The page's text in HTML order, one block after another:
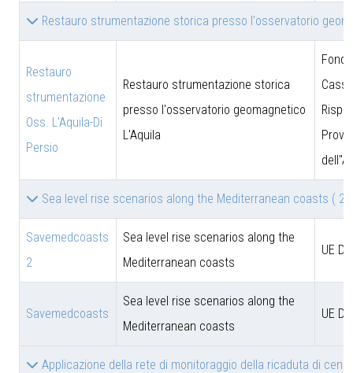
Restauro strumentazione storica presso l'osservatorio
Restauro
strumentazione
Oss. L'Aquila-Di
Persio
Restauro strumentazione storica
presso l'osservatorio geomagnetico
L'Aquila
Sea level rise scenarios along the Mediterranean coasts ( 2 )
Savemedcoasts
2
Sea level rise scenarios along the
Mediterranean coasts
UE
Savemedcoasts
Sea level rise scenarios along the
Mediterranean coasts
UE
Applicazione della rete di monitoraggio della ricaduta di